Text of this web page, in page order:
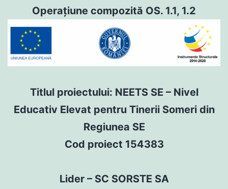
Operațiune compozită OS. 1.1, 1.2
Titlul proiectului: NEETS SE – Nivel
Educativ Elevat pentru Tinerii Someri din
Regiunea SE
Cod proiect 154383
Lider – SC SORSTE SA